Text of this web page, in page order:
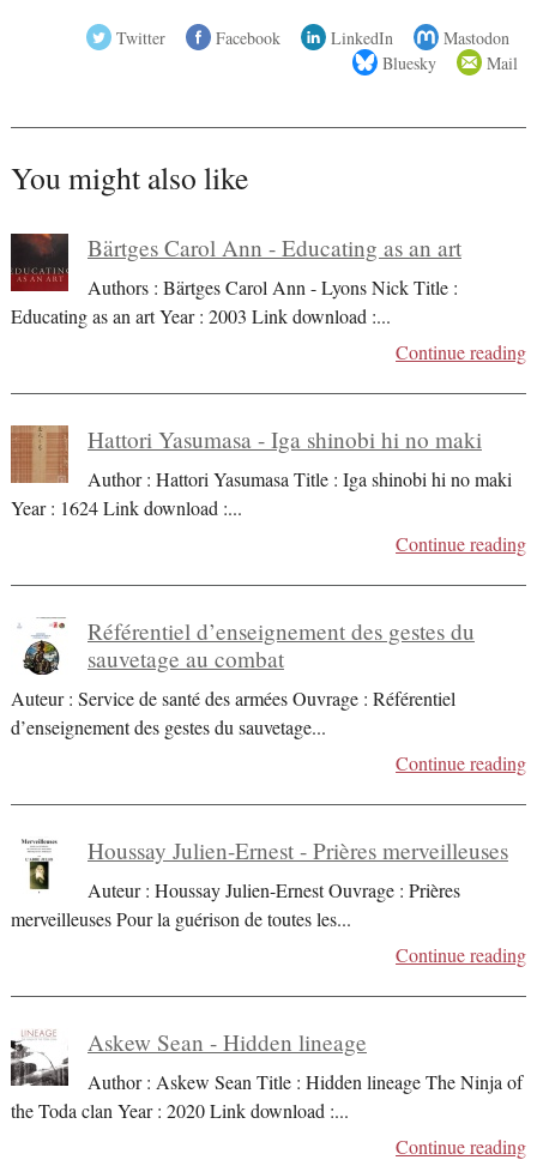
Twitter Facebook LinkedIn
Mastodon
Bluesky
Mail
You might also like
Bärtges Carol Ann - Educating as an art
Authors : Bärtges Carol Ann - Lyons Nick Title :
Educating as an art Year : 2003 Link download :...
Continue reading
Hattori Yasumasa - Iga shinobi hi no maki
Author : Hattori Yasumasa Title : Iga shinobi hi no maki
Year : 1624 Link download :...
Continue reading
Référentiel d’enseignement des gestes du
sauvetage au combat
Auteur : Service de santé des armées Ouvrage : Référentiel
d’enseignement des gestes du sauvetage...
Continue reading
Houssay Julien-Ernest - Prières merveilleuses
Auteur : Houssay Julien-Ernest Ouvrage : Prières
merveilleuses Pour la guérison de toutes les...
Continue reading
Askew Sean - Hidden lineage
Author : Askew Sean Title : Hidden lineage The Ninja of
the Toda clan Year : 2020 Link download :...
Continue reading